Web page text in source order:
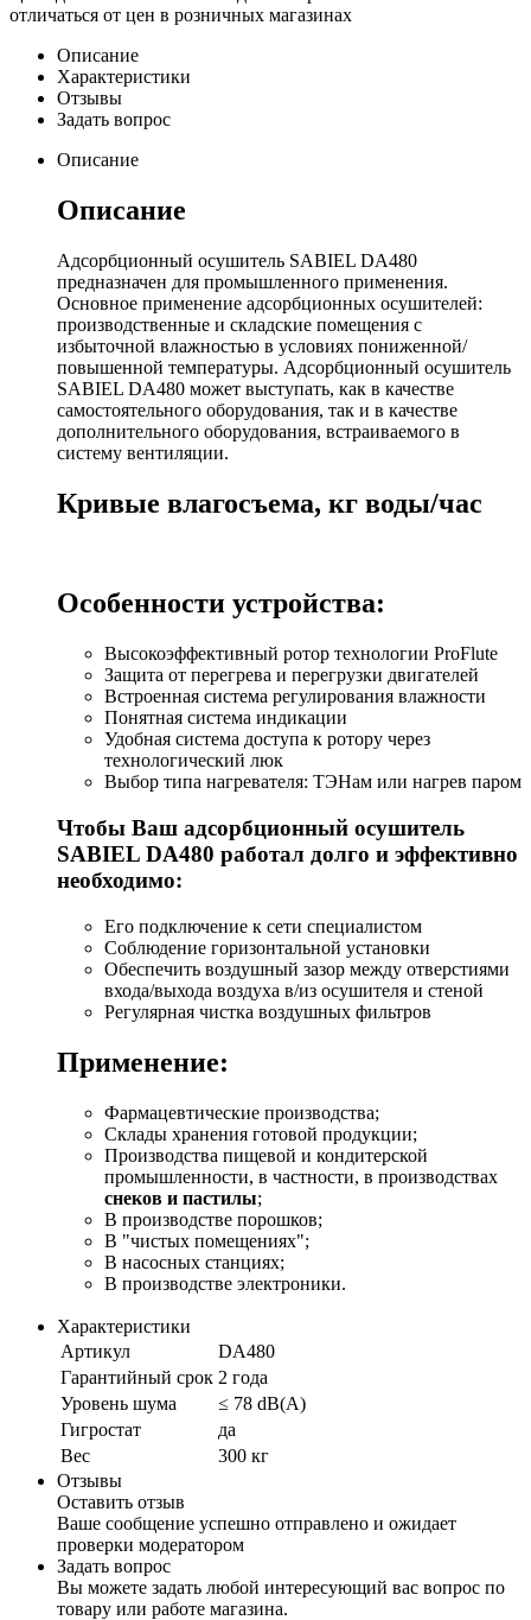
отличаться от цен в розничных магазинах
Описание
Характеристики
Отзывы
Задать вопрос
Описание
Описание
Адсорбционный осушитель SABIEL DA480
предназначен для промышленного применения.
Основное применение адсорбционных осушителей:
производственные и складские помещения с
избыточной влажностью в условиях пониженной/
повышенной температуры. Адсорбционный осушитель
SABIEL DA480 может выступать, как в качестве
самостоятельного оборудования, так и в качестве
дополнительного оборудования, встраиваемого в
систему вентиляции.
Кривые влагосъема, кг воды/час
Особенности устройства:
Высокоэффективный ротор технологии ProFlute
Защита от перегрева и перегрузки двигателей
Встроенная система регулирования влажности
Понятная система индикации
Удобная система доступа к ротору через
технологический люк
Выбор типа нагревателя: ТЭНам или нагрев паром
Чтобы Ваш адсорбционный осушитель
SABIEL DA480 работал долго и эффективно
необходимо:
Его подключение к сети специалистом
Соблюдение горизонтальной установки
Обеспечить воздушный зазор между отверстиями
входа/выхода воздуха в/из осушителя и стеной
Регулярная чистка воздушных фильтров
Применение:
Фармацевтические производства;
Cклады хранения готовой продукции;
Производства пищевой и кондитерской
промышленности, в частности, в производствах
снеков и пастилы;
В производстве порошков;
В "чистых помещениях";
В насосных станциях;
В производстве электроники.
Характеристики
Артикул
DA480
Гарантийный срок 2 года
Уровень шума
≤ 78 dB(A)
Гигростат
да
Вес
300 кг
Отзывы
Оставить отзыв
Ваше сообщение успешно отправлено и ожидает
проверки модератором
Задать вопрос
Вы можете задать любой интересующий вас вопрос по
товару или работе магазина.